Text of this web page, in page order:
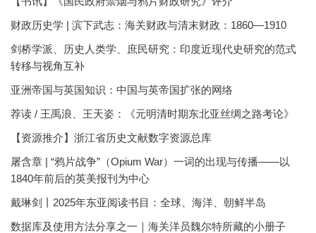
财政历史学 | 滨下武志：海关财政与清末财政：1860—1910
剑桥学派、历史人类学、庶民研究：印度近现代史研究的范式
转移与视角互补
亚洲帝国与英国知识：中国与英帝国扩张的网络
荐读 / 王禹浪、王天姿：《元明清时期东北亚丝绸之路考论》
【资源推介】浙江省历史文献数字资源总库
屠含章 | “鸦片战争”（Opium War）一词的出现与传播——以
1840年前后的英美报刊为中心
戴琳剑丨2025年东亚阅读书目：全球、海洋、朝鲜半岛
数据库及使用方法分享之一｜海关洋员魏尔特所藏的小册子